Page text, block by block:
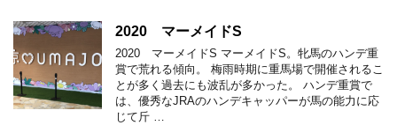
2020 マーメイドS
2020 マーメイドS マーメイドS。牝馬のハンデ重
賞で荒れる傾向。 梅雨時期に重馬場で開催されるこ
とが多く過去にも波乱が多かった。 ハンデ重賞で
は、優秀なJRAのハンデキャッパーが馬の能力に応
じて斤 …